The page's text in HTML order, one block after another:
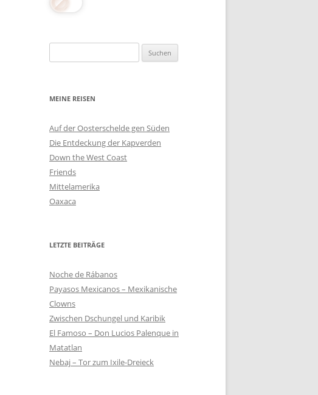
nach:
MEINE REISEN
Auf der Oosterschelde gen Süden
Die Entdeckung der Kapverden
Down the West Coast
Friends
Mittelamerika
Oaxaca
LETZTE BEITRÄGE
Noche de Rábanos
Payasos Mexicanos – Mexikanische
Clowns
Zwischen Dschungel und Karibik
El Famoso – Don Lucios Palenque in
Matatlan
Nebaj – Tor zum Ixile-Dreieck